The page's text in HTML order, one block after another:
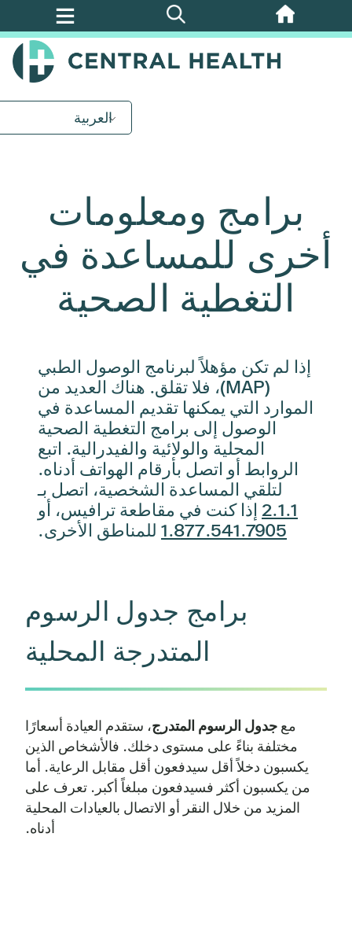
تخطي
العربية
برامج ومعلومات
أخرى للمساعدة في
التغطية الصحية
إذا لم تكن مؤهلاً لبرنامج الوصول الطبي
(MAP)، فلا تقلق. هناك العديد من
الموارد التي يمكنها تقديم المساعدة في
الوصول إلى برامج التغطية الصحية
المحلية والولائية والفيدرالية. اتبع
الروابط أو اتصل بأرقام الهواتف أدناه.
لتلقي المساعدة الشخصية، اتصل بـ
2.1.1 إذا كنت في مقاطعة ترافيس، أو
1.877.541.7905 للمناطق الأخرى.
برامج جدول الرسوم
المتدرجة المحلية
مع جدول الرسوم المتدرج، ستقدم العيادة أسعارًا
مختلفة بناءً على مستوى دخلك. فالأشخاص الذين
يكسبون دخلاً أقل سيدفعون أقل مقابل الرعاية. أما
من يكسبون أكثر فسيدفعون مبلغاً أكبر. تعرف على
المزيد من خلال النقر أو الاتصال بالعيادات المحلية
أدناه.